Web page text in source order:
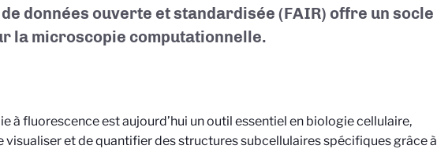
données ouverte et standardisée (FAIR) offre un socle
la microscopie computationnelle.
à fluorescence estaujourd’hui un outil essentiel en biologie cellulaire,
visualiser et de quantifier des structures subcellulaires spécifiques grâce à